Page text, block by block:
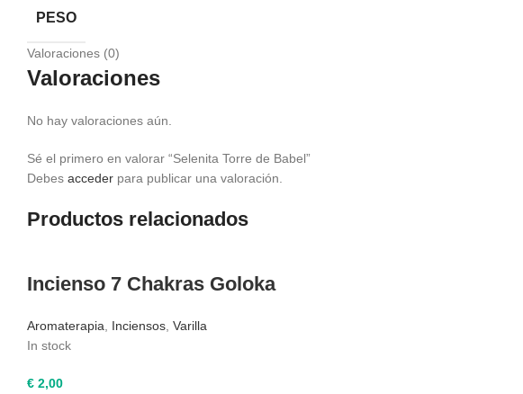
PESO
Valoraciones (0)
Valoraciones
No hay valoraciones aún.
Sé el primero en valorar “Selenita Torre de Babel”
Debes acceder para publicar una valoración.
Productos relacionados
Incienso 7 Chakras Goloka
Aromaterapia Inciensos Varilla
In stock
€ 2,00